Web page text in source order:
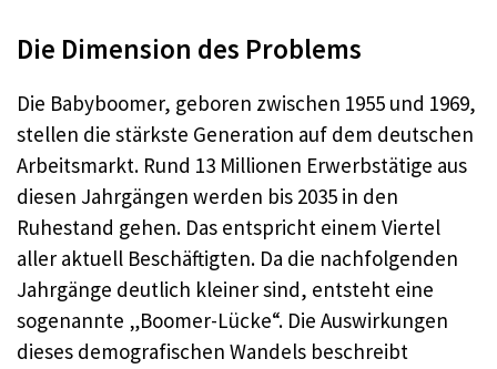
Die Dimension des Problems
Die Babyboomer, geboren zwischen 1955 und 1969,
stellen die stärkste Generation auf dem deutschen
Arbeitsmarkt. Rund 13 Millionen Erwerbstätige aus
diesen Jahrgängen werden bis 2035 in den
Ruhestand gehen. Das entspricht einem Viertel
aller aktuell Beschäftigten. Da die nachfolgenden
Jahrgänge deutlich kleiner sind, entsteht eine
sogenannte „Boomer-Lücke“. Die Auswirkungen
dieses demografischen Wandels beschreibt